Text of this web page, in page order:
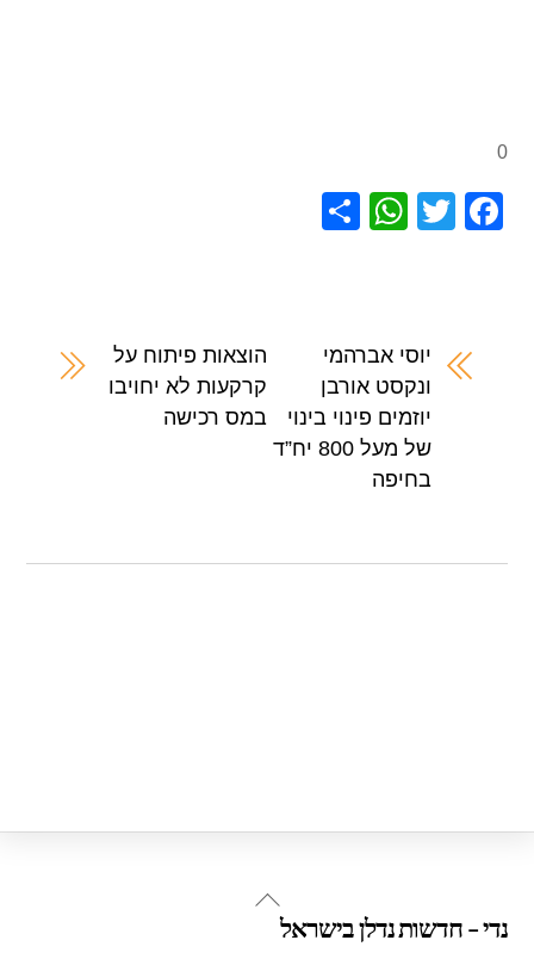
0
F
b
T
W
A
p
p
יוסי אברהמי
ונקסט אורבן
יוזמים פינוי בינוי
של מעל 800 יח”ד
בחיפה
הוצאות פיתוח על
קרקעות לא יחויבו
במס רכישה
Back
נדי - חדשות נדלן בישראל